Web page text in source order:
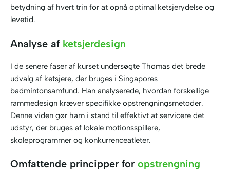
betydning af hvert trin for at opnå optimal ketsjerydelse og
levetid.
Analyse af ketsjerdesign
I de senere faser af kurset undersøgte Thomas det brede
udvalg af ketsjere, der bruges i Singapores
badmintonsamfund. Han analyserede, hvordan forskellige
rammedesign kræver specifikke opstrengningsmetoder.
Denne viden gør ham i stand til effektivt at servicere det
udstyr, der bruges af lokale motionsspillere,
skoleprogrammer og konkurrenceatleter.
Omfattende principper for opstrengning